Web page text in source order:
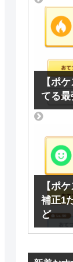
【ポ
てる
【ポ
補正1
ど